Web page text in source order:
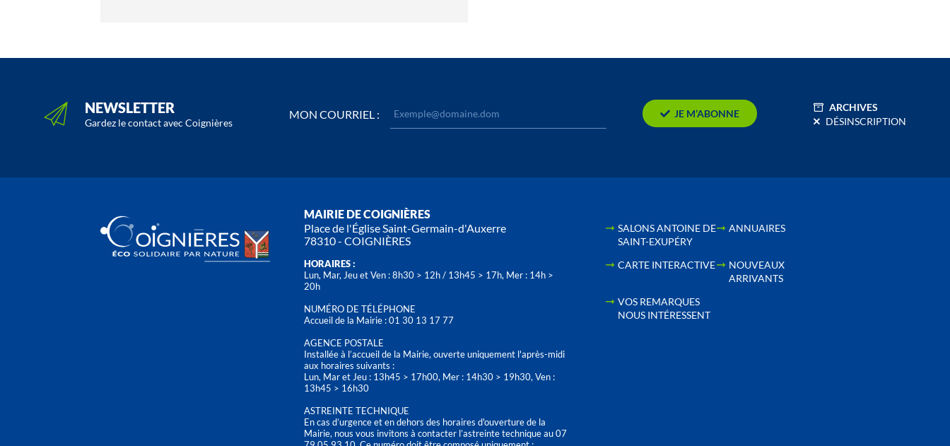
NEWSLETTER
Gardez le contact avec Coignières
MON COURRIEL : JE M’ABONNE
ARCHIVES
DÉSINSCRIPTION
MAIRIE DE COIGNIÈRES
Place de l'Église Saint-Germain-d'Auxerre
78310 - COIGNIÈRES
HORAIRES :
Lun, Mar, Jeu et Ven : 8h30 > 12h / 13h45 > 17h, Mer : 14h >
20h
NUMÉRO DE TÉLÉPHONE
Accueil de la Mairie : 01 30 13 17 77
AGENCE POSTALE
Installée à l’accueil de la Mairie, ouverte uniquement l'après-midi
aux horaires suivants :
Lun, Mar et Jeu : 13h45 > 17h00, Mer : 14h30 > 19h30, Ven :
13h45 > 16h30
ASTREINTE TECHNIQUE
En cas d’urgence et en dehors des horaires d'ouverture de la
Mairie, nous vous invitons à contacter l’astreinte technique au 07
SALONS ANTOINE DE
SAINT-EXUPÉRY
ANNUAIRES
CARTE INTERACTIVE
NOUVEAUX
ARRIVANTS
VOS REMARQUES
NOUS INTÉRESSENT